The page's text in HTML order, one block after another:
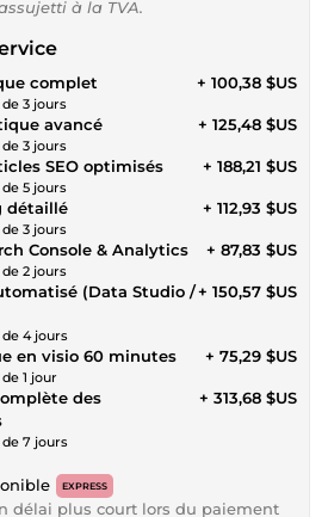
à la TVA.
complet
3 jours
+ 100,38 $US
avancé
3 jours
+ 125,48 $US
SEO optimisés
5 jours
+ 188,21 $US
détaillé
3 jours
+ 112,93 $US
Console & Analytics
2 jours
+ 87,83 $US
(Data Studio /
4 jours
+ 150,57 $US
en visio 60 minutes
1 jour
+ 75,29 $US
des
7 jours
+ 313,68 $US
EXPRESS
délai plus court lors du paiement